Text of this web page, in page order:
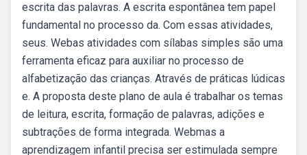
escrita das palavras. A escrita espontânea tem papel
fundamental no processo da. Com essas atividades,
seus. Webas atividades com sílabas simples são uma
ferramenta eficaz para auxiliar no processo de
alfabetização das crianças. Através de práticas lúdicas
e. A proposta deste plano de aula é trabalhar os temas
de leitura, escrita, formação de palavras, adições e
subtrações de forma integrada. Webmas a
aprendizagem infantil precisa ser estimulada sempre